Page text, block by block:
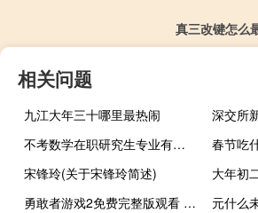
真三改键怎么
相关问题
九江大年三十哪里最热闹
不考数学在职研究生专业有哪些
春节吃
宋锋玲(关于宋锋玲简述)
大年初
勇敢者游戏2免费完整版观看 勇敢者游戏有几部
元什么